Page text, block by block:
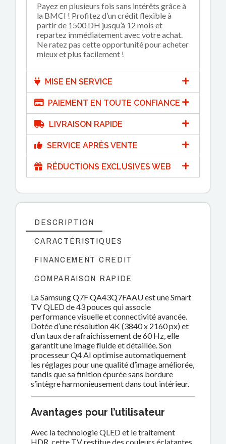
Payez en plusieurs fois sans intérêts grâce à
la BMCI ! Profitez d’un crédit flexible à
partir de 1500 DH jusqu’à 12 mois et
repartez immédiatement avec votre achat.
Ne ratez pas cette opportunité pour acheter
mieux et plus facilement !
MISE EN SERVICE
PAIEMENT EN TOUTE CONFIANCE
LIVRAISON RAPIDE
SERVICE APRÈS VENTE
RÉDUCTIONS EXCLUSIVES WEB
DESCRIPTION
CARACTÉRISTIQUES
FINANCEMENT CREDIT
COMPARAISON RAPIDE
La Samsung Q7F QA43Q7FAAU est une Smart
TV QLED de 43 pouces qui associe
performance visuelle et connectivité avancée.
Dotée d’une résolution 4K (3840 x 2160 px) et
d’un taux de rafraîchissement de 60 Hz, elle
garantit une image fluide et détaillée. Son
processeur Q4 AI optimise automatiquement
les réglages pour une qualité d’image améliorée,
tandis que sa finition épurée sans bordure
s’intègre harmonieusement dans tout intérieur.
Avantages pour l’utilisateur
Avec la technologie QLED et le traitement
HDR, cette TV restitue des couleurs éclatantes,